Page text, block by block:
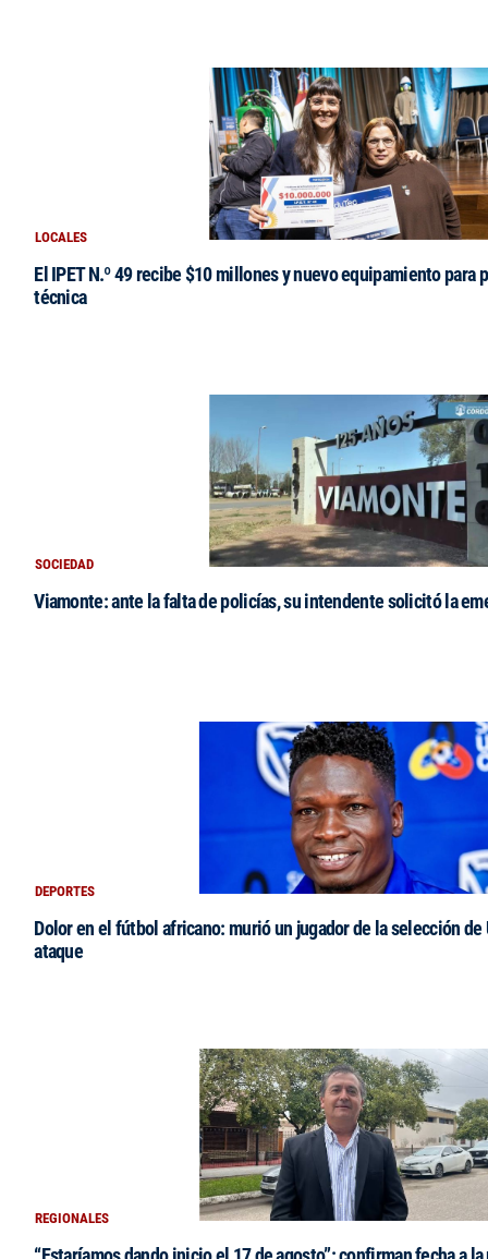
LOCALES
El IPET N.º 49 recibe $10 millones y nuevo equipamiento para
técnica
SOCIEDAD
Viamonte: ante la falta de policías, su intendente solicitó la
DEPORTES
Dolor en el fútbol africano: murió un jugador de la selección
ataque
REGIONALES